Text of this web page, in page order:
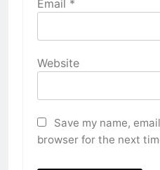
Email *
Website
Save my name,
browser for the next